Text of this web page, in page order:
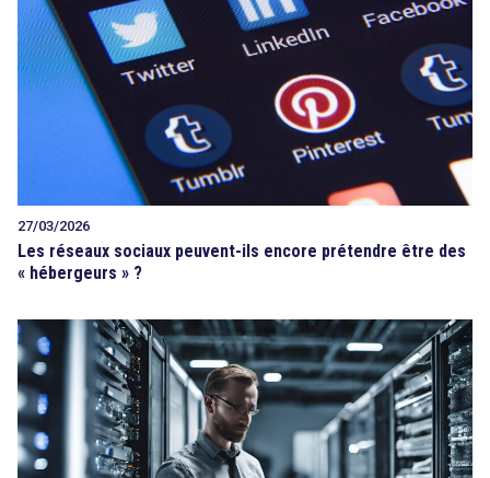
27/03/2026
Les réseaux sociaux peuvent-ils encore prétendre être des
« hébergeurs » ?
search